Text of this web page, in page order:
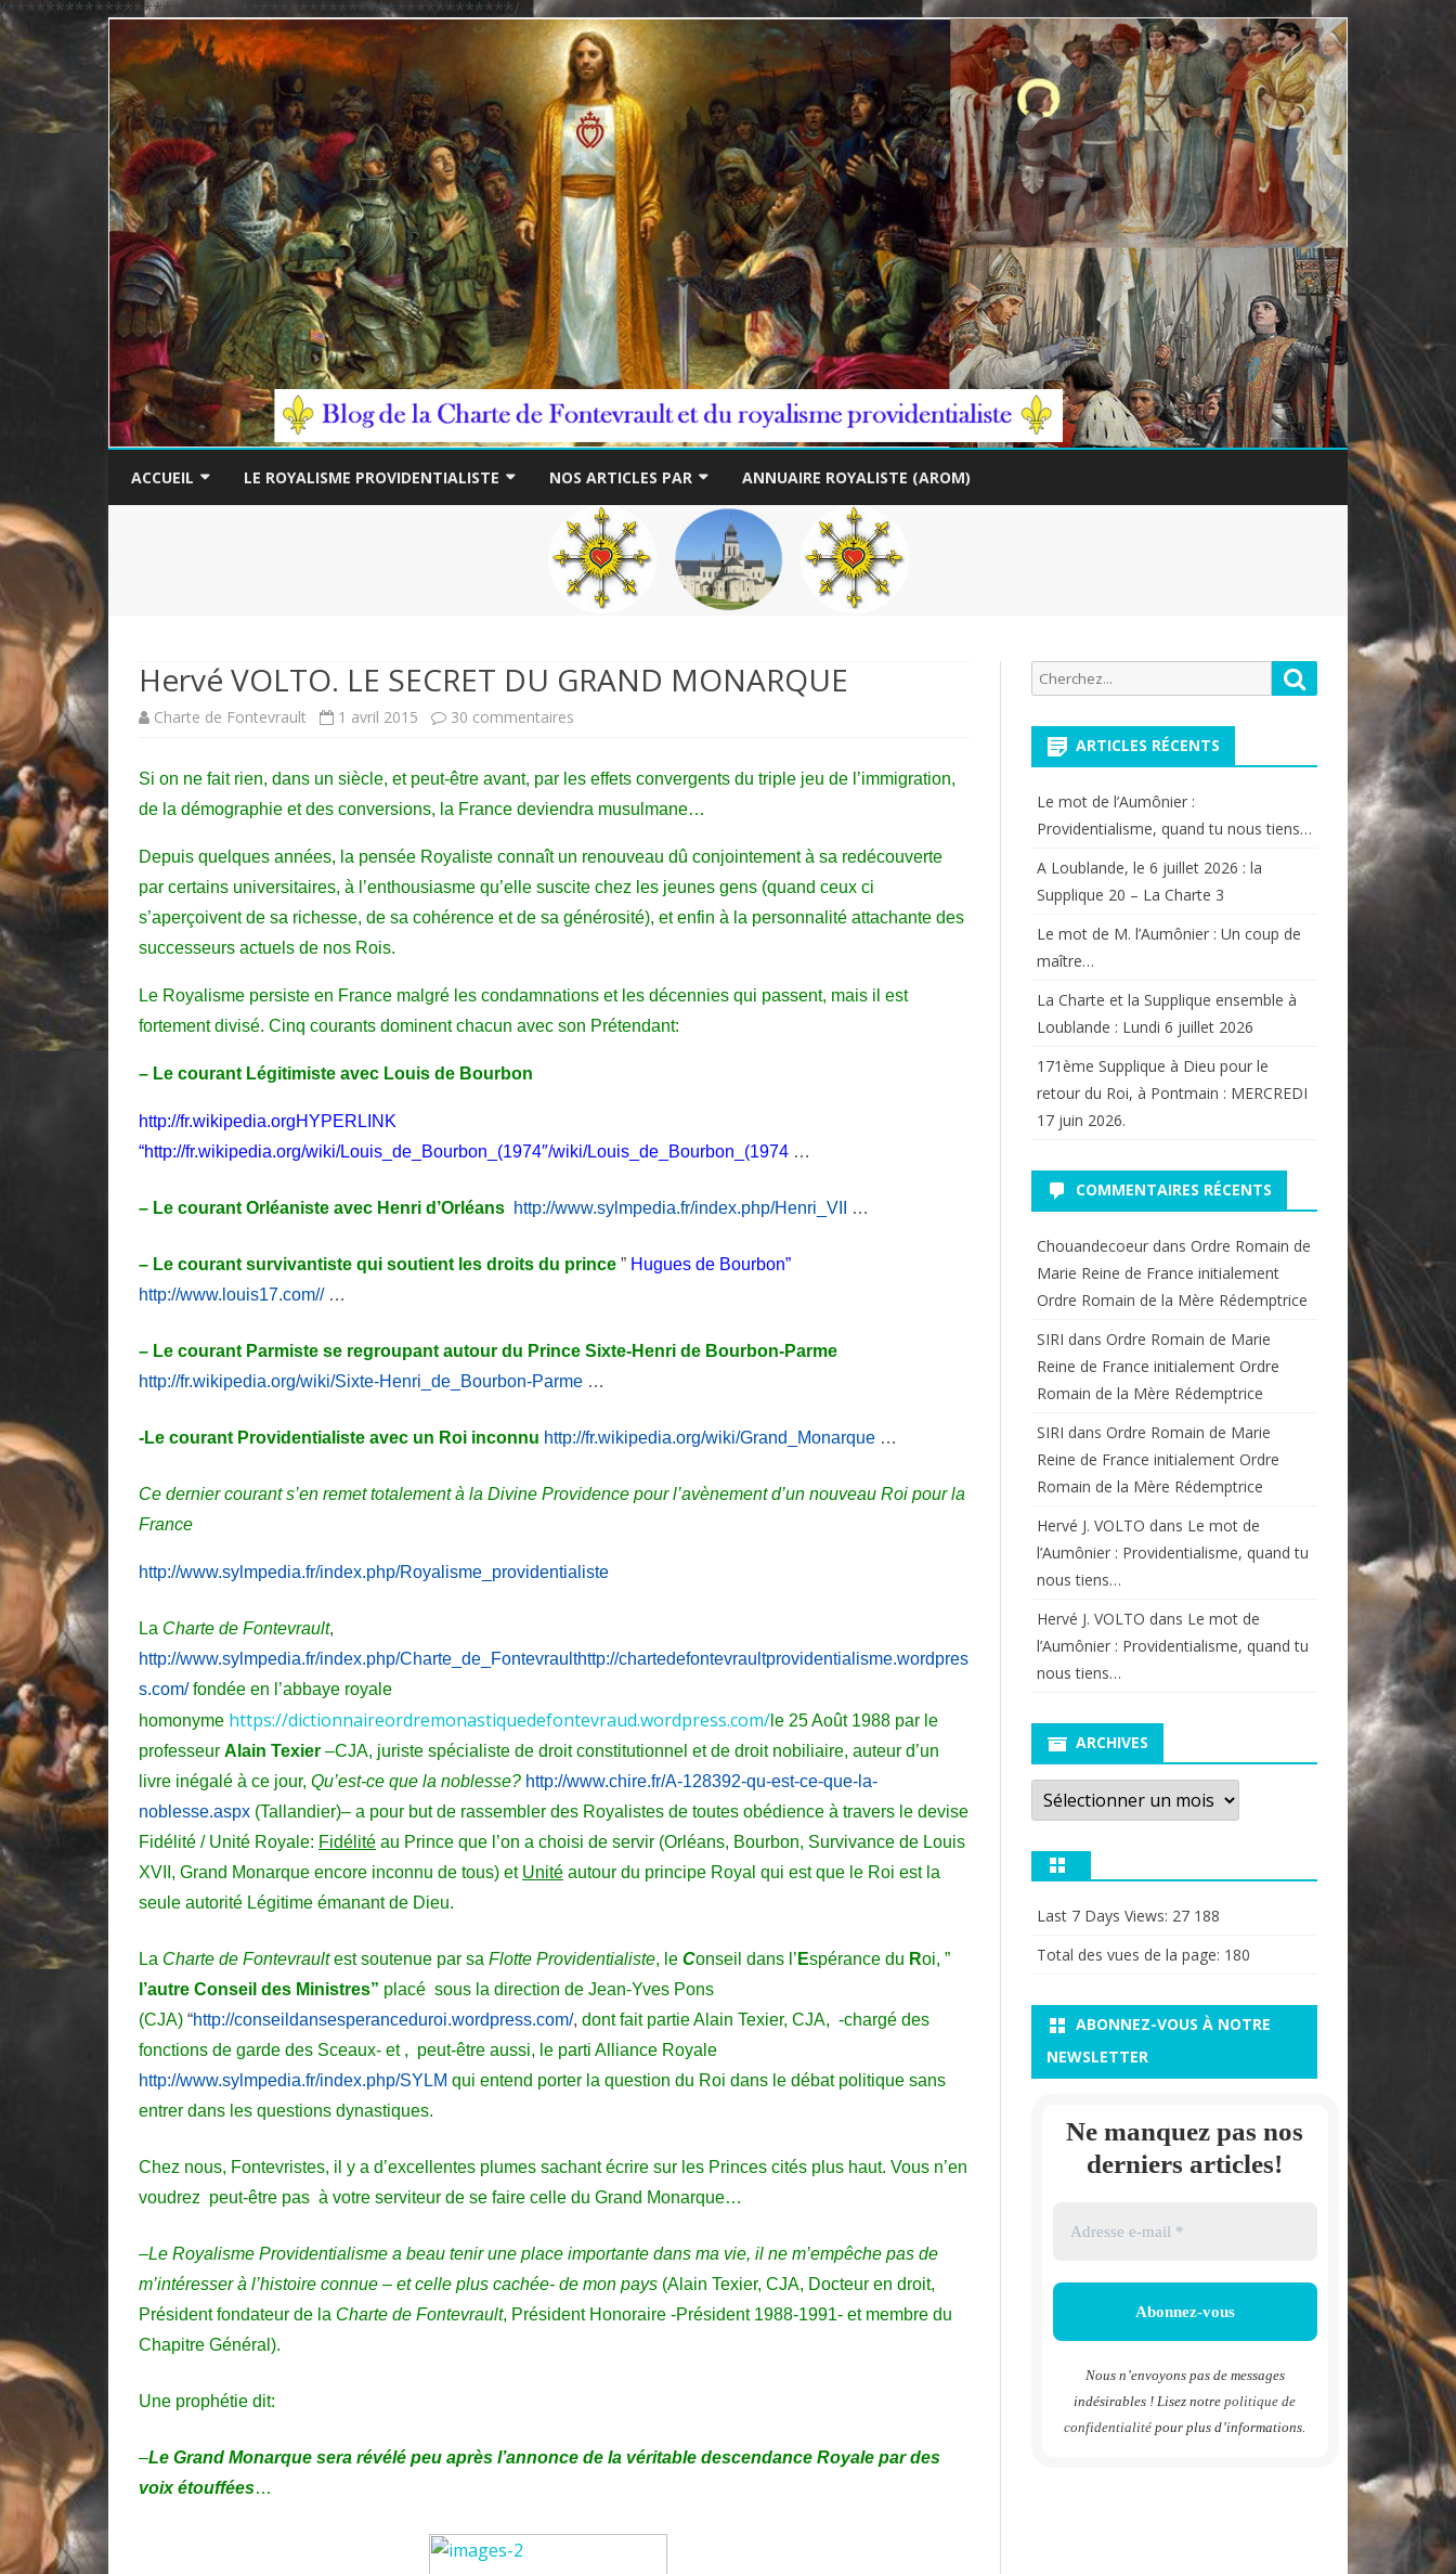
/****************************************************/
to
ACCUEIL LE ROYALISME PROVIDENTIALISTE NOS ARTICLES PAR
THÉME
AUTEUR
ANNUAIRE ROYALISTE (AROM)
Hervé VOLTO. LE SECRET DU GRAND MONARQUE
Charte de Fontevrault 1 avril 2015 30 commentaires
SECRET
DU
Si on ne fait rien, dans un siècle, et peut-être avant, par les effets convergents du triple jeu de l’immigration,
de la démographie et des conversions, la France deviendra musulmane…
Depuis quelques années, la pensée Royaliste connaît un renouveau dû conjointement à sa redécouverte
par certains universitaires, à l’enthousiasme qu’elle suscite chez les jeunes gens (quand ceux ci
s’aperçoivent de sa richesse, de sa cohérence et de sa générosité), et enfin à la personnalité attachante des
successeurs actuels de nos Rois.
Le Royalisme persiste en France malgré les condamnations et les décennies qui passent, mais il est
fortement divisé. Cinq courants dominent chacun avec son Prétendant:
– Le courant Légitimiste avec Louis de Bourbon
http://fr.wikipedia.orgHYPERLINK
“http://fr.wikipedia.org/wiki/Louis_de_Bourbon_(1974″/wiki/Louis_de_Bourbon_(1974 …
– Le courant Orléaniste avec Henri d’Orléans http://www.sylmpedia.fr/index.php/Henri_VII …
– Le courant survivantiste qui soutient les droits du prince ” Hugues de Bourbon”
http://www.louis17.com// …
– Le courant Parmiste se regroupant autour du Prince Sixte-Henri de Bourbon-Parme
http://fr.wikipedia.org/wiki/Sixte-Henri_de_Bourbon-Parme …
-Le courant Providentialiste avec un Roi inconnu http://fr.wikipedia.org/wiki/Grand_Monarque …
Ce dernier courant s’en remet totalement à la Divine Providence pour l’avènement d’un nouveau Roi pour la
France
http://www.sylmpedia.fr/index.php/Royalisme_providentialiste
La Charte de Fontevrault,
http://www.sylmpedia.fr/index.php/Charte_de_Fontevraulthttp://chartedefontevraultprovidentialisme.wordpres
s.com/ fondée en l’abbaye royale
homonyme https://dictionnaireordremonastiquedefontevraud.wordpress.com/ le 25 Août 1988 par le
professeur Alain Texier –CJA, juriste spécialiste de droit constitutionnel et de droit nobiliaire, auteur d’un
livre inégalé à ce jour, Qu’est-ce que la noblesse? http://www.chire.fr/A-128392-qu-est-ce-que-la-
noblesse.aspx (Tallandier)– a pour but de rassembler des Royalistes de toutes obédience à travers le devise
Fidélité / Unité Royale: Fidélité au Prince que l’on a choisi de servir (Orléans, Bourbon, Survivance de Louis
XV II, Grand Monarque encore inconnu de tous) et Unité autour du principe Royal qui est que le Roi est la
seule autorité Légitime émanant de Dieu.
La Charte de Fontevraultest soutenue par sa Flotte Providentialiste, le Conseil dans l’ Espérance du Roi, ”
l’autre Conseil des Ministres” placé sous la direction de Jean-Yves Pons
(CJA) “http://conseildansesperanceduroi.wordpress.com/, dont fait partie Alain Texier, CJA, -chargé des
fonctions de garde des Sceaux- et , peut-être aussi, le parti Alliance Royale
http://www.sylmpedia.fr/index.php/SYLM qui entend porter la question du Roi dans le débat politique sans
entrer dans les questions dynastiques.
Chez nous, Fontevristes, il y a d’excellentes plumes sachant écrire sur les Princes cités plus haut. Vous n’en
voudrez peut-être pas à votre serviteur de se faire celle du Grand Monarque…
–Le Royalisme Providentialisme a beau tenir une place importante dans ma vie, il ne m’empêche pas de
m’intéresser à l’histoire connue – et celle plus cachée- de mon pays (Alain Texier, CJA, Docteur en droit,
Président fondateur de la Charte de Fontevrault, Président Honoraire -Président 1988-1991- et membre du
Chapitre Général).
Une prophétie dit:
–Le Grand Monarque sera révélé peu après l’annonce de la véritable descendance Royale par des
voix étouffées…
Recherche
pour:
Rechercher
ARTICLES RÉCENTS
Le mot de l’Aumônier :
Providentialisme, quand tu nous tiens…
A Loublande, le 6 juillet 2026 : la
Supplique 20 – La Charte 3
Le mot de M. l’Aumônier : Un coup de
maître…
La Charte et la Supplique ensemble à
Loublande : Lundi 6 juillet 2026
171ème Supplique à Dieu pour le
retour du Roi, à Pontmain : MERCREDI
17 juin 2026.
COMMENTAIRES RÉCENTS
Chouandecoeurdans Ordre Romain de
Marie Reine de France initialement
Ordre Romain de la Mère Rédemptrice
SIRI dans Ordre Romain de Marie
Reine de France initialement Ordre
Romain de la Mère Rédemptrice
SIRI dans Ordre Romain de Marie
Reine de France initialement Ordre
Romain de la Mère Rédemptrice
Hervé J. VOLTO dans Le mot de
l’Aumônier : Providentialisme, quand tu
nous tiens…
Hervé J. VOLTO dans Le mot de
l’Aumônier : Providentialisme, quand tu
nous tiens…
ARCHIVES
Archives
Last 7 Days Views: 27 188
Total des vues de la page: 180
ABONNEZ-VOUS À NOTRE
NEWSLETTER
Ne manquez pas nos
derniers articles!
Nous n’envoyons pas de messages
indésirables ! Lisez notrepolitique de
confidentialité pour plus d’informations.